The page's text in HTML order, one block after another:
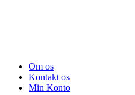
Om os
Kontakt os
Min Konto